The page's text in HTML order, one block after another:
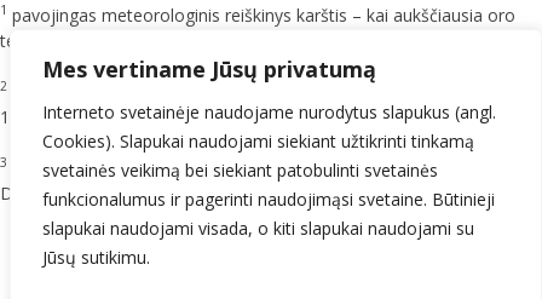
Mes vertiname Jūsų privatumą
Interneto svetainėje naudojame nurodytus slapukus (angl.
Cookies). Slapukai naudojami siekiant užtikrinti tinkamą
svetainės veikimą bei siekiant patobulinti svetainės
funkcionalumus ir pagerinti naudojimąsi svetaine. Būtinieji
slapukai naudojami visada, o kiti slapukai naudojami su
Jūsų sutikimu.
1 pavojingas meteorologinis reiškinys karštis – kai aukščiausia oro
temperatūra pasiekia 30 °C ir daugiau ir laikosi 1–2 dienas.
2
pavojingas lietus – kai per 12 val. ar trumpesnį laikotarpį iškrenta
15–49,9 mm kritulių.
3
1 DU – 1/1000 cm storio ozono sluoksnis normaliomis sąlygomis –
Dobsono vienetas.